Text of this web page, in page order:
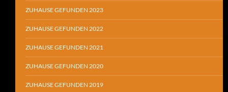
ZUHAUSE GEFUNDEN 2023
ZUHAUSE GEFUNDEN 2022
ZUHAUSE GEFUNDEN 2021
ZUHAUSE GEFUNDEN 2020
ZUHAUSE GEFUNDEN 2019